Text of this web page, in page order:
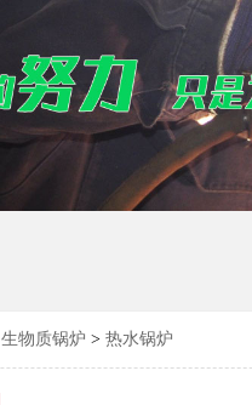
生物质锅炉 > 热水锅炉